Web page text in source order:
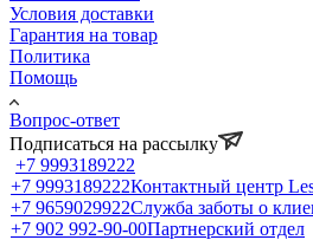
Условия доставки
Гарантия на товар
Политика
Помощь
Вопрос-ответ
Подписаться на рассылку
+7 9993189222
+7 9993189222Контактный центр
+7 9659029922Служба заботы о
+7 902 992-90-00Партнерский отдел